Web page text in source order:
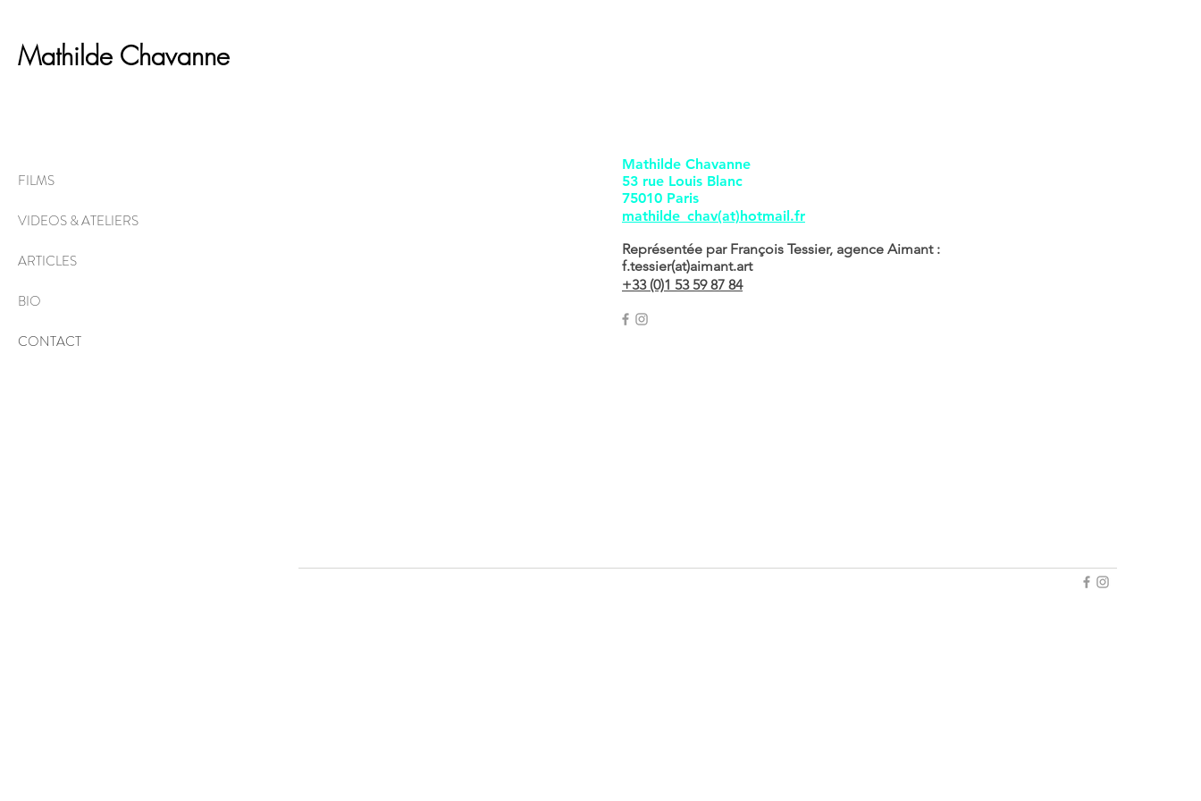
FILMS
VIDEOS & ATELIERS
ARTICLES
BIO
CONTACT
Mathilde Chavanne
Mathilde Chavanne
53 rue Louis Blanc
75010 Paris
Représentée par François Tessier, agence Aimant :
f.tessier(at)aimant.art
mathilde_chav(at)hotmail.fr
+33 (0)1 53 59 87 84